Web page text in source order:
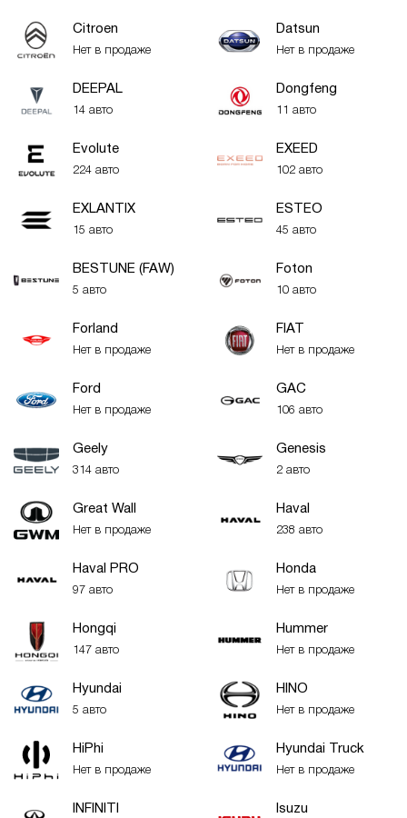
Citroen
Нет в продаже
Datsun
Нет в продаже
DEEPAL
14 авто
Dongfeng
11 авто
Evolute
224 авто
EXEED
102 авто
EXLANTIX
15 авто
ESTEO
45 авто
BESTUNE (FAW)
5 авто
Foton
10 авто
Forland
Нет в продаже
FIAT
Нет в продаже
Ford
Нет в продаже
GAC
106 авто
Geely
314 авто
Genesis
2 авто
Great Wall
Нет в продаже
Haval
238 авто
Haval PRO
97 авто
Honda
Нет в продаже
Hongqi
147 авто
Hummer
Нет в продаже
Hyundai
5 авто
HINO
Нет в продаже
HiPhi
Нет в продаже
Hyundai Truck
Нет в продаже
INFINITI Isuzu